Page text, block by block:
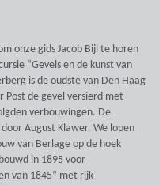
onze gids Jacob Bijl te horen
“Gevels en de kunst van
is de oudste van Den Haag
Post de gevel versierd met
verbouwingen. De
August Klawer. We lopen
van Berlage op de hoek
in 1895 voor
van 1845” met rijk